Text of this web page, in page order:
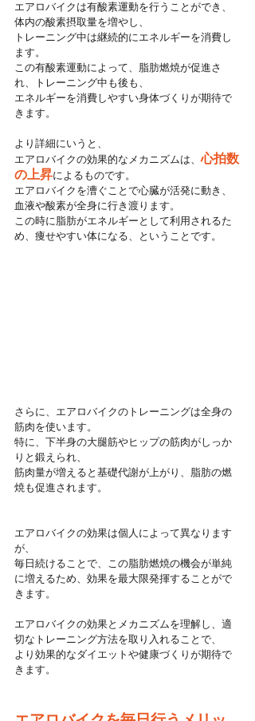
エアロバイクは有酸素運動を行うことができ、
体内の酸素摂取量を増やし、
トレーニング中は継続的にエネルギーを消費し
ます。
この有酸素運動によって、脂肪燃焼が促進さ
れ、トレーニング中も後も、
エネルギーを消費しやすい身体づくりが期待で
きます。
より詳細にいうと、
エアロバイクの効果的なメカニズムは、心拍数
の上昇によるものです。
エアロバイクを漕ぐことで心臓が活発に動き、
血液や酸素が全身に行き渡ります。
この時に脂肪がエネルギーとして利用されるた
め、痩せやすい体になる、ということです。
さらに、エアロバイクのトレーニングは全身の
筋肉を使います。
特に、下半身の大腿筋やヒップの筋肉がしっか
りと鍛えられ、
筋肉量が増えると基礎代謝が上がり、脂肪の燃
焼も促進されます。
エアロバイクの効果は個人によって異なります
が、
毎日続けることで、この脂肪燃焼の機会が単純
に増えるため、効果を最大限発揮することがで
きます。
エアロバイクの効果とメカニズムを理解し、適
切なトレーニング方法を取り入れることで、
より効果的なダイエットや健康づくりが期待で
きます。